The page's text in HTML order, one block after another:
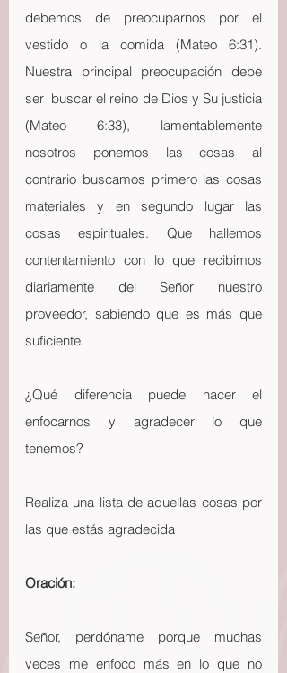
debemos de preocuparnos por el
vestido o la comida (Mateo 6:31).
Nuestra principal preocupación debe
ser  buscar el reino de Dios y Su justicia
(Mateo 6:33), lamentablemente
nosotros ponemos las cosas al
contrario buscamos primero las cosas
materiales y en segundo lugar las
cosas espirituales. Que hallemos
contentamiento con lo que recibimos
diariamente del Señor nuestro
proveedor, sabiendo que es más que
suficiente.
¿Qué diferencia puede hacer el
enfocarnos y agradecer lo que
tenemos?
Realiza una lista de aquellas cosas por
las que estás agradecida
Oración:
Señor, perdóname porque muchas
veces me enfoco más en lo que no